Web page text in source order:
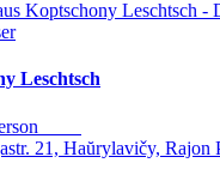
Leschtsch
21, Haŭrylavičy, Rajon